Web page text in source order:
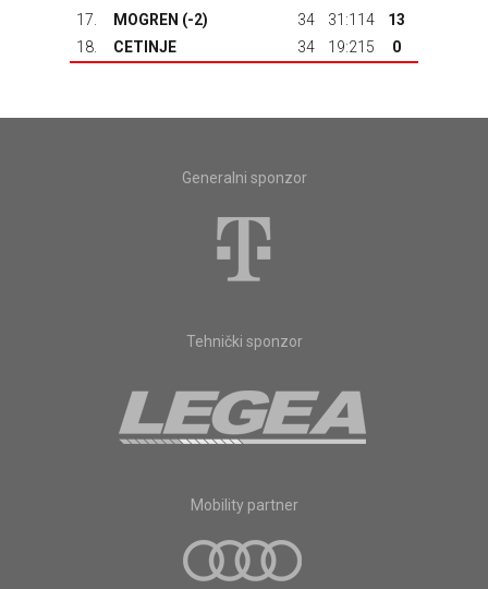
17.
MOGREN (-2) 34 31:114
13
18.
CETINJE 34 19:215 0
Generalni sponzor
Tehnički sponzor
Mobility partner